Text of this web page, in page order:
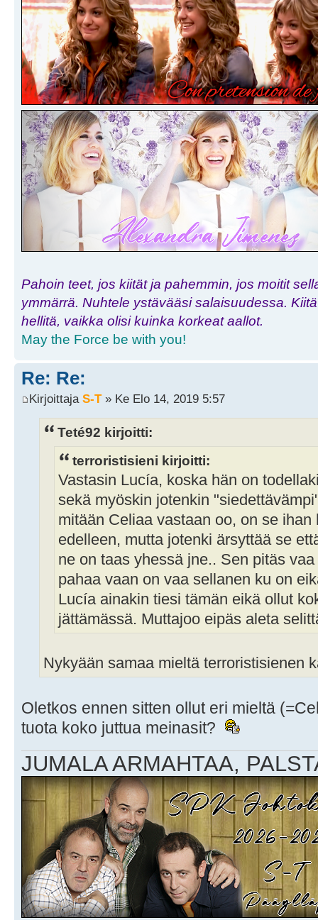
Pahoin teet, jos kiität ja pahemmin, jos moitit
ymmärrä. Nuhtele ystävääsi salaisuudessa.
hellitä, vaikka olisi kuinka korkeat aallot.
May the Force be with you!
Re: Re:
Kirjoittaja S-T» Ke Elo 14, 2019 5:57
Teté92 kirjoitti:
terroristisieni kirjoitti:
Vastasin Lucía, koska hän on
sekä myöskin jotenkin
mitään Celiaa vastaan oo, on se ihan
edelleen, mutta jotenki ärsyttää se
ne on taas yhessä jne.. Sen pitäs
pahaa vaan on vaa sellanen ku on
Lucía ainakin tiesi tämän eikä ollut
jättämässä. Muttajoo eipäs aleta
Nykyään samaa mieltä terroristisienen
Oletkos ennen sitten ollut eri mieltä
tuota koko juttua meinasit?
JUMALA ARMAHTAA,